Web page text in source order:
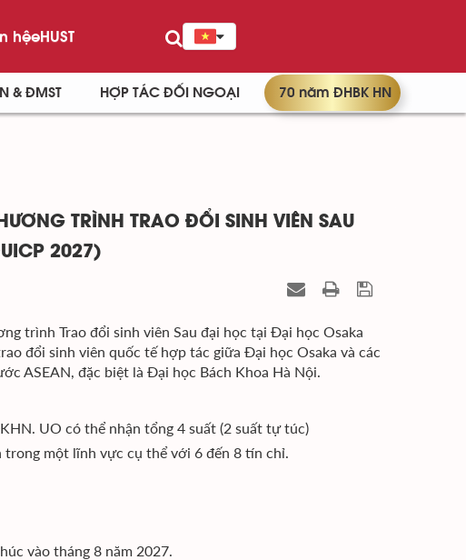
hệeHUST
& ĐMST HỢP TÁC ĐỐI NGOẠI 70 năm ĐHBK HN
TRÌNH TRAO ĐỔI SINH VIÊN SAU
2027)
trình Trao đổi sinh viên Sau đại học tại Đại học Osaka
đổi sinh viên quốc tế hợp tác giữa Đại học Osaka và các
ASEAN, đặc biệt là Đại học Bách Khoa Hà Nội.
UO có thể nhận tổng 4 suất (2 suất tự túc)
một lĩnh vực cụ thể với 6 đến 8 tín chỉ.
vào tháng 8 năm 2027.